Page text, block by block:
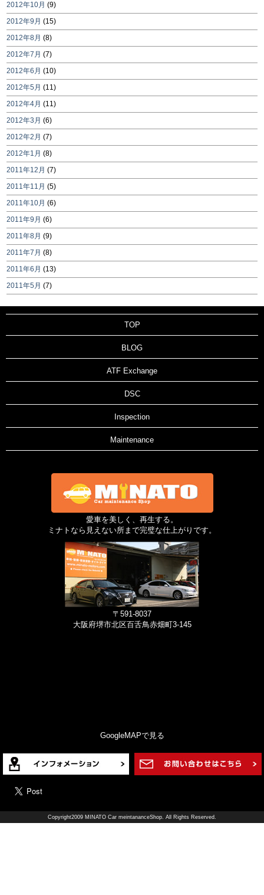
2012年10月 (9)
2012年9月 (15)
2012年8月 (8)
2012年7月 (7)
2012年6月 (10)
2012年5月 (11)
2012年4月 (11)
2012年3月 (6)
2012年2月 (7)
2012年1月 (8)
2011年12月 (7)
2011年11月 (5)
2011年10月 (6)
2011年9月 (6)
2011年8月 (9)
2011年7月 (8)
2011年6月 (13)
2011年5月 (7)
TOP
BLOG
ATF Exchange
DSC
Inspection
Maintenance
愛車を美しく、再生する。
ミナトなら見えない所まで完璧な仕上がりです。
〒591-8037
大阪府堺市北区百舌鳥赤畑町3-145
GoogleMAPで見る
Copyright2009 MINATO Car meintananceShop. All Rights Reserved.